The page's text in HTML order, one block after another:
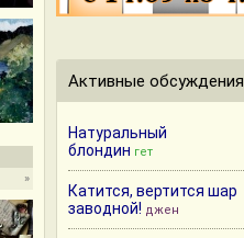
»
Активные обсуждения
Натуральный
блондин гет
Катится, вертится шар
заводной! джен